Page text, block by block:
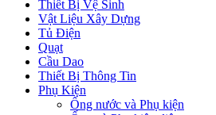
Thiết Bị Vệ Sinh
Vật Liệu Xây Dựng
Tủ Điện
Quạt
Cầu Dao
Thiết Bị Thông Tin
Phụ Kiện
Ống nước và Phụ kiện